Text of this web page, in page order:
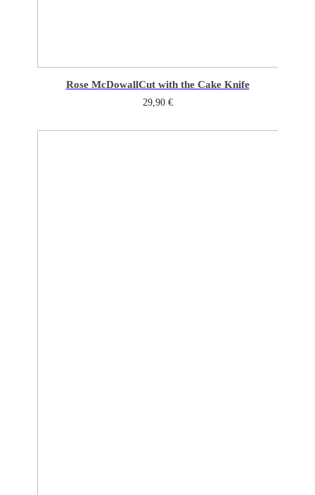
Rose McDowallCut with the Cake Knife
29,90 €